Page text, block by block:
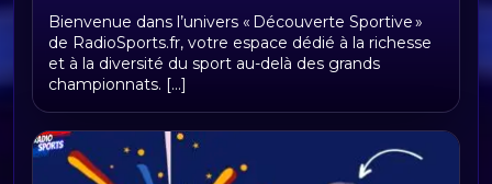
Découverte Sportive
Bienvenue dans l’univers « Découverte Sportive »
de RadioSports.fr, votre espace dédié à la richesse
et à la diversité du sport au-delà des grands
championnats. [...]